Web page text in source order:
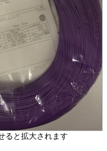
ると拡大されます